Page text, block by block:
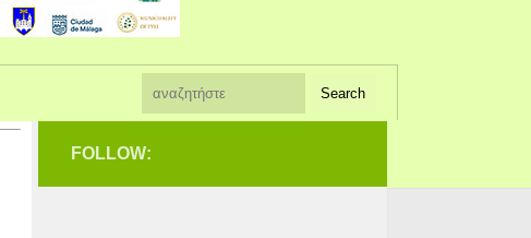
FOLLOW: